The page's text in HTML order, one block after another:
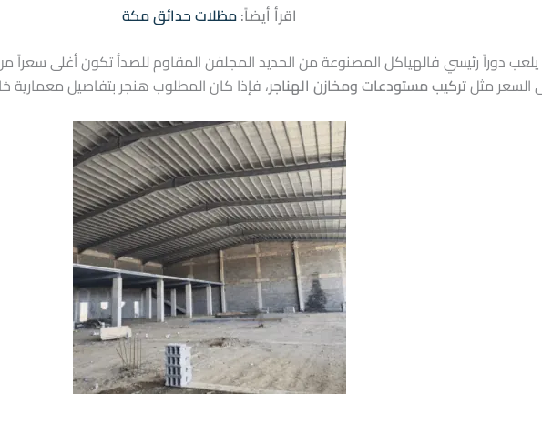
اقرأ أيضاً:مظلات حدائق مكة
دوراً رئيسي فالهياكل المصنوعة من الحديد المجلفن المقاوم للصدأ تكون أغلى سعراً
السعر مثلتركيب مستودعات ومخازن الهناجر، فإذا كان المطلوب هنجر بتفاصيل معمارية